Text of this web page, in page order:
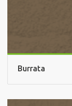
Burrata